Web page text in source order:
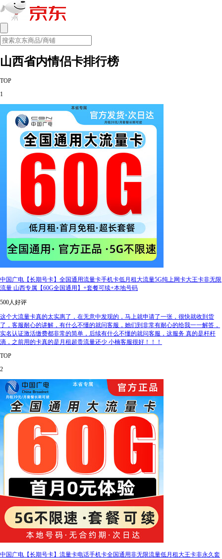
山西省内情侣卡排行榜
TOP
1
中国广电【长期号卡】全国通用流量卡手机卡低月租大流量5G纯上网卡大王卡非无限
流量 山西专属【60G全国通用】+套餐可续+本地号码
500人好评
这个大流量卡真的太实惠了，在无意中发现的，马上就申请了一张，很快就收到货
了，客服耐心的讲解，有什么不懂的就问客服，她们到非常有耐心的给我一一解答，
实名认证激活缴费都非常的简单，后续有什么不懂的就问客服，这服务 真的是杆杆
滴，之前用的卡真的是月租超贵流量还少 小楠客服很好！！！
TOP
2
中国广电【长期号卡】流量卡电话手机卡全国通用非无限流量低月租大王卡非永久套